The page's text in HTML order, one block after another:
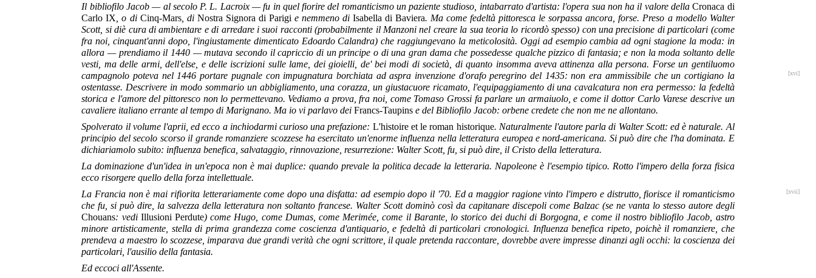
Il bibliofilo Jacob — al secolo P. L. Lacroix — fu in quel fiorire del romanticismo un paziente studioso, intabarrato d'artista: l'opera sua non ha il valore dellaCronaca di
Carlo IX , o di Cinq-Mars, di Nostra Signora di Parigi e nemmeno di Isabella di Baviera. Ma come fedeltà pittoresca le sorpassa ancora, forse. Preso a modello Walter
Scott, si diè cura di ambientare e di arredare i suoi racconti (probabilmente il Manzoni nel creare la sua teoria lo ricordò spesso) con una precisione di particolari (come
fra noi, cinquant'anni dopo, l'ingiustamente dimenticato Edoardo Calandra) che raggiungevano la meticolosità. Oggi ad esempio cambia ad ogni stagione la moda: in
allora — prendiamo il 1440 — mutava secondo il capriccio di un principe o di una gran dama che possedesse qualche pizzico di fantasia; e non la moda soltanto delle
vesti, ma delle armi, dell'else, e delle iscrizioni sulle lame, dei gioielli, de' bei modi di società, di quanto insomma aveva attinenza alla persona. Forse un gentiluomo
campagnolo poteva nel 1446 portare pugnale con impugnatura
[xvi]
borchiata ad aspra invenzione d'orafo peregrino del 1435: non era ammissibile che un cortigiano la
ostentasse. Descrivere in modo sommario un abbigliamento, una corazza, un giustacuore ricamato, l'equipaggiamento di una cavalcatura non era permesso: la fedeltà
storica e l'amore del pittoresco non lo permettevano. Vediamo a prova, fra noi, come Tomaso Grossi fa parlare un armaiuolo, e come il dottor Carlo Varese descrive un
cavaliere italiano errante al tempo di Marignano. Ma io vi parlavo deiFrancs-Taupins e del Bibliofilo Jacob: orbene credete che non me ne allontano.
Spolverato il volume l'aprii, ed ecco a inchiodarmi curioso una prefazione: L'histoire et le roman historique. Naturalmente l'autore parla di Walter Scott: ed è naturale. Al
principio del secolo scorso il grande romanziere scozzese ha esercitato un'enorme influenza nella letteratura europea e nord-americana. Si può dire che l'ha dominata. E
dichiariamolo subito: influenza benefica, salvataggio, rinnovazione, resurrezione: Walter Scott, fu, si può dire, il Cristo della letteratura.
La dominazione d'un'idea in un'epoca non è mai duplice: quando prevale la politica decade la letteraria. Napoleone è l'esempio tipico. Rotto l'impero della forza fisica
ecco risorgere quello della forza intellettuale.
[xvii]
La Francia non è mai rifiorita letterariamente come dopo una disfatta: ad esempio dopo il '70. Ed a maggior ragione vinto l'impero e distrutto, fiorisce il romanticismo
che fu, si può dire, la salvezza della letteratura non soltanto francese. Walter Scott dominò così da capitanare discepoli come Balzac (se ne vanta lo stesso autore degli
Chouans: vedi Illusioni Perdute) come Hugo, come Dumas, come Merimée, come il Barante, lo storico dei duchi di Borgogna, e come il nostro bibliofilo Jacob, astro
minore artisticamente, stella di prima grandezza come coscienza d'antiquario, e fedeltà di particolari cronologici. Influenza benefica ripeto, poichè il romanziere, che
prendeva a maestro lo scozzese, imparava due grandi verità che ogni scrittore, il quale pretenda raccontare, dovrebbe avere impresse dinanzi agli occhi: la coscienza dei
particolari, l'ausilio della fantasia.
Ed eccoci all'Assente.